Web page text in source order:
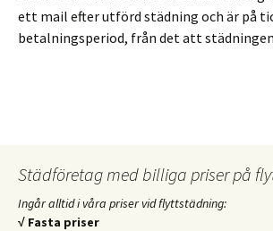
ett mail efter utförd städning och är på
betalningsperiod, från det att
Städföretag med billiga priser på
Ingår alltid i våra priser vid flyttstädning:
√ Fasta priser